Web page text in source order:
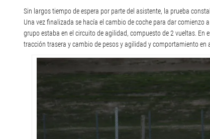
Sin largos tiempo de espera por parte del asistente, la prueba
Una vez finalizada se hacía el cambio de coche para dar comienzo a
grupo estaba en el circuito de agilidad, compuesto de 2 vueltas.
tracción trasera y cambio de pesos y agilidad y comportamiento en